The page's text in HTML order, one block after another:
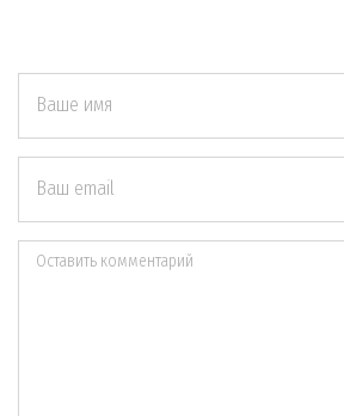
Ваше имя
Ваш email
Оставить комментарий